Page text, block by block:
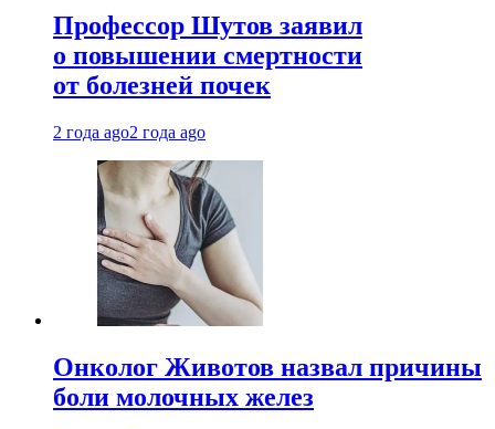
Профессор Шутов заявил
о повышении смертности
от болезней почек
2 года ago2 года ago
Онколог Животов назвал причины
боли молочных желез